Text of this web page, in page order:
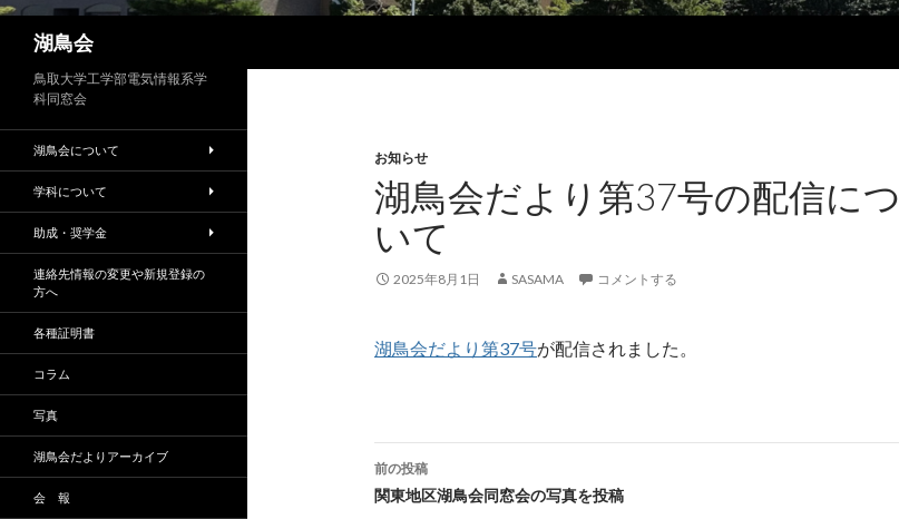
湖鳥会
お知らせ
湖鳥会だより第37号の配信につ
いて
2025年8月1日 SASAMA コメントする
湖鳥会だより第37号が配信されました。
投
稿
前の投稿
関東地区湖鳥会同窓会の写真を投稿
鳥取大学工学部電気情報系学
科同窓会
湖鳥会について
学科について
助成・奨学金
連絡先情報の変更や新規登録の
方へ
各種証明書
コラム
写真
湖鳥会だよりアーカイブ
会 報